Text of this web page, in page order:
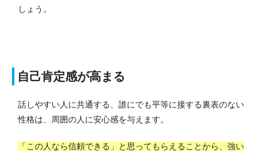
しょう。
自己肯定感が高まる
話しやすい人に共通する、誰にでも平等に接する裏表のない
性格は、周囲の人に安心感を与えます。
「この人なら信頼できる」と思ってもらえることから、強い